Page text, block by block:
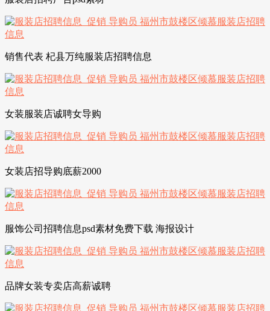
销售代表 杞县万纯服装店招聘信息
女装服装店诚聘女导购
女装店招导购底薪2000
服饰公司招聘信息psd素材免费下载 海报设计
品牌女装专卖店高薪诚聘